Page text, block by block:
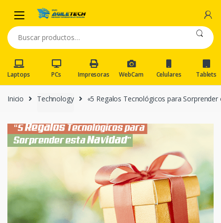
navigation
content
Buscar
por:
Laptops PCs Impresoras WebCam Celulares Tablets
Inicio Technology «5 Regalos Tecnológicos para Sorprender